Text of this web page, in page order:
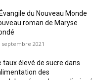
du Nouveau Monde
roman de Maryse
septembre 2021
taux élevé de sucre dans
des